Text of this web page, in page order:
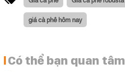
giá cà phê hôm nay
Có thể bạn quan tâm